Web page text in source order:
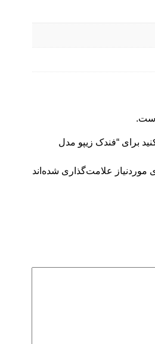
برای “فندک زیپو مدل
علامت‌گذاری شده‌اند